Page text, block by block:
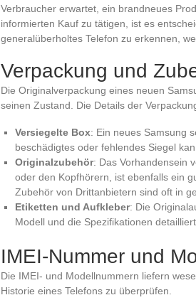
Verbraucher erwartet, ein brandneues
informierten Kauf zu tätigen, ist es
generalüberholtes Telefon zu erkennen,
Verpackung und
Die Originalverpackung eines neuen
seinen Zustand. Die Details der
Versiegelte Box: Ein neues Samsung
beschädigtes oder fehlendes Siegel
Originalzubehör: Das Vorhandensein
oder den Kopfhörern, ist ebenfalls ein
Zubehör von Drittanbietern sind oft in
Etiketten und Aufkleber: Die
Modell und die Spezifikationen
IMEI-Nummer und
Die IMEI- und Modellnummern liefern
Historie eines Telefons zu überprüfen.